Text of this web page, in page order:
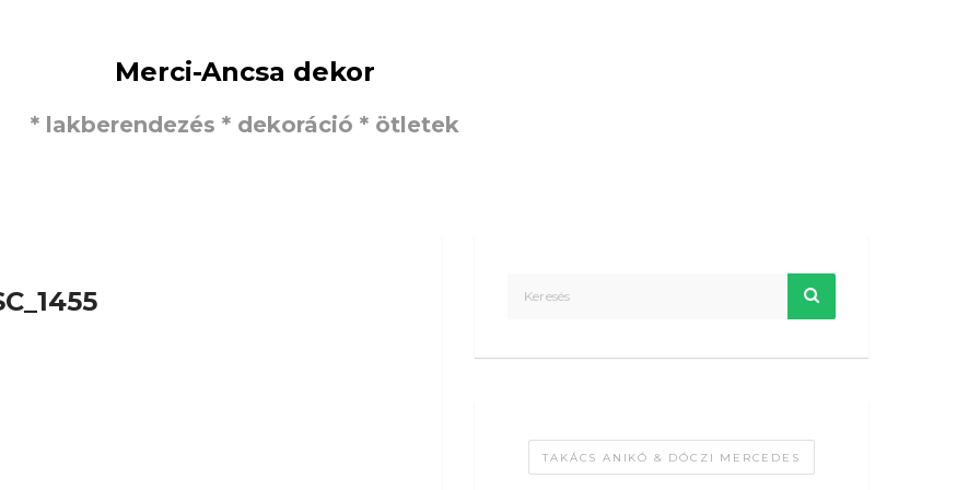
Merci-Ancsa dekor
* lakberendezés * dekoráció * ötletek
TAKÁCS ANIKÓ & DÓCZI MERCEDES